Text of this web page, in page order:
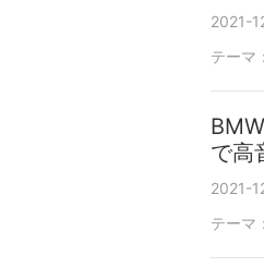
2021-
テーマ：
で高
2021-
テーマ：